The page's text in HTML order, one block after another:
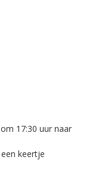
17:30 uur naar
keertje